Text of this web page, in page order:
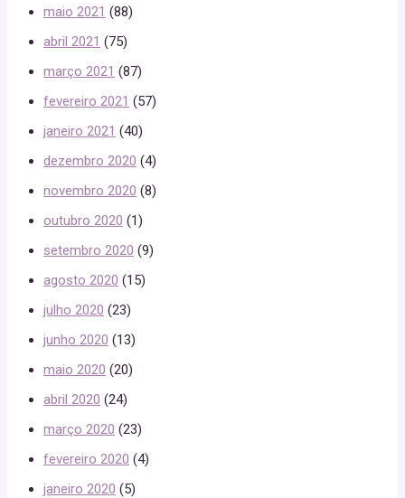
maio 2021 (88)
abril 2021 (75)
março 2021 (87)
fevereiro 2021 (57)
janeiro 2021 (40)
dezembro 2020 (4)
novembro 2020 (8)
outubro 2020 (1)
setembro 2020 (9)
agosto 2020 (15)
julho 2020 (23)
junho 2020 (13)
maio 2020 (20)
abril 2020 (24)
março 2020 (23)
fevereiro 2020 (4)
janeiro 2020 (5)